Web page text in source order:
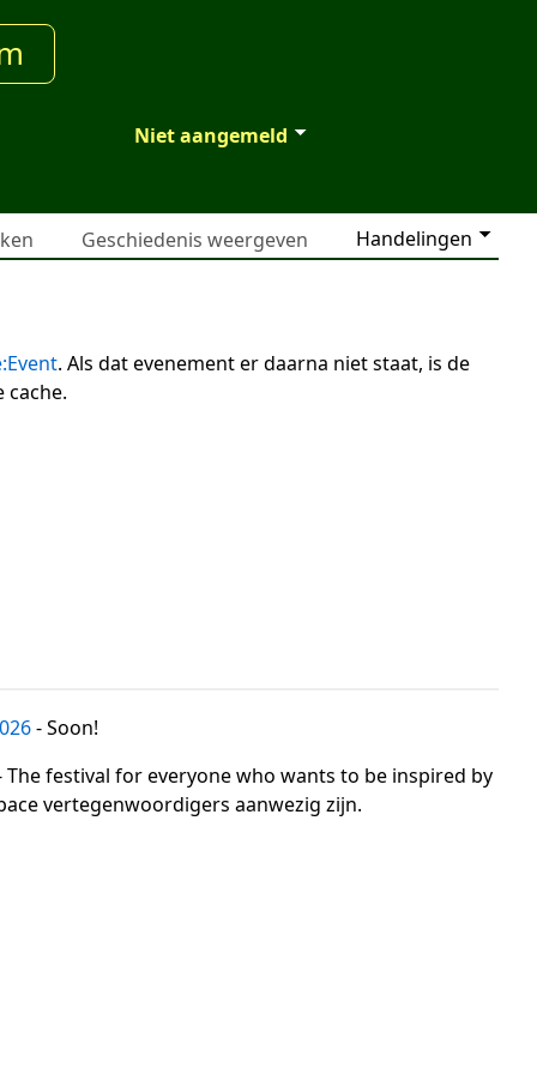
Niet aangemeld
Handelingen
Geschiedenis weergeven
. Als dat evenement er daarna niet staat, is de
cache.
- Soon!
The festival for everyone who wants to be inspired by
vertegenwoordigers aanwezig zijn.